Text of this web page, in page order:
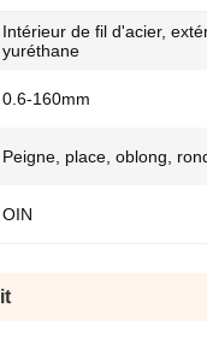
Intérieur de fil d'acier,
yuréthane
0.6-160mm
Peigne, place, oblong,
OIN